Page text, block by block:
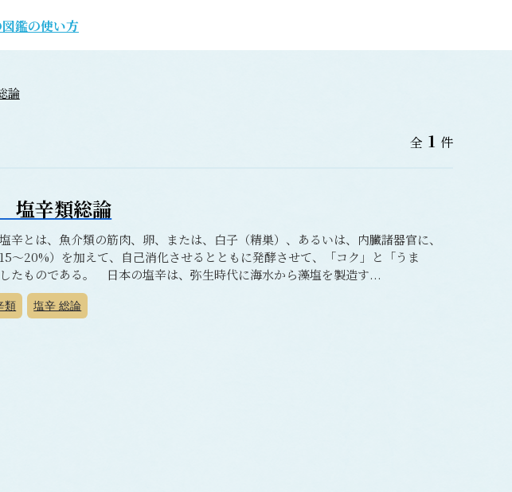
図鑑の使い方
論
全 1 件
塩辛類総論
とは、魚介類の筋肉、卵、または、白子（精巣）、あるいは、内臓諸器官に、
～20%）を加えて、自己消化させるとともに発酵させて、「コク」と「うま
たものである。 日本の塩辛は、弥生時代に海水から藻塩を製造す...
類 塩辛 総論